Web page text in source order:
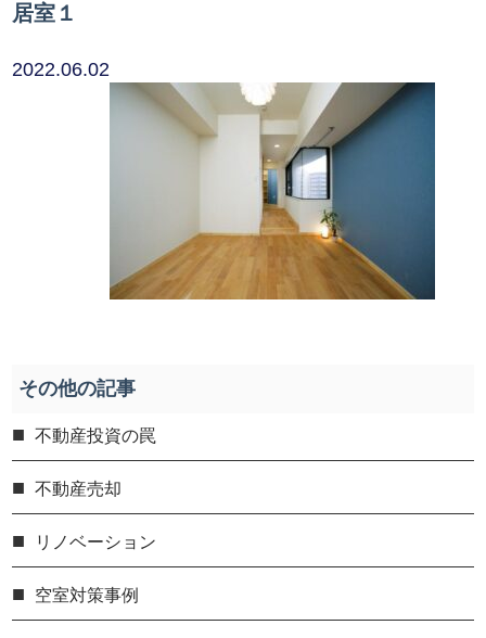
居室１
2022.06.02
その他の記事
不動産投資の罠
不動産売却
リノベーション
空室対策事例